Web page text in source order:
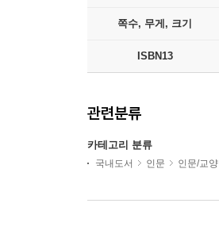
쪽수, 무게, 크기
ISBN13
관련분류
카테고리 분류
국내도서 인문 인문/교양